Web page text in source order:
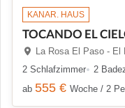
KANAR. HAUS
TOCANDO EL
La Rosa El Paso - El
2 Schlafzimmer
2
ab 555 € Woche / 2